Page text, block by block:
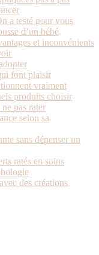
a testé pour vous
d’un bébé
et inconvénients
font plaisir
vraiment
produits choisir
pas rater
selon sa
sans dépenser un
ratés en soins
des créations